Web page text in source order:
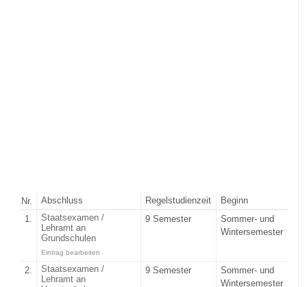
Nr. Abschluss Regelstudienzeit
Beginn
1.
Staatsexamen /
Lehramt an
Grundschulen
Eintrag bearbeiten
9 Semester
Sommer- und
Wintersemester
2.
Staatsexamen /
Lehramt an
9 Semester
Sommer- und
Wintersemester